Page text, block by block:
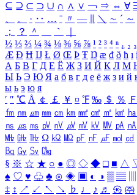
⊆ ⊇ ⊂ ⊃ ∪ ∩ ∧ ∨ ￢ ⇒ ⇔ ∀ ∃
、
。 · ‥ … ¨ 〃 ― ＼ ∼ ´ ～
；
？ ＾ ｀
½ ⅓ ⅔ ¼ ¾ ⅛ ⅜ ⅝ ⅞ ¹ ² ³ ⁴ ⁿ ₁ ₂ ₃
Æ Ð Ħ Ĳ Ł Ø Œ Þ Ŧ Ŋ æ đ ð ħ ı
А Б В Г Д Е Ё Ж З И Й К Л М
Ы Ь Э Ю Я а б в г д е ё ж з и й
ы ь э ю я
′ ″ ℃ Å ￠ ￡ ￥ ¤ ℉ ‰ ＄ ％ Ｆ
㎙ ㎚ ㎛ ㎜ ㎝ ㎞ ㎟ ㎠ ㎡ ㎢ ㏊
㎱ ㎲ ㎳ ㎴ ㎵ ㎶ ㎷ ㎸ ㎹ ㎀ ㎁
㎒ ㎓ ㎔ Ω ㏀ ㏁ ㎊ ㎋ ㎌ ㏖ ㏅
㏃ ㏉ ㏜ ㏆
§ ※ ☆ ★ ○ ● ◎ ◇ ◆ □ ■ △
♠ ♡ ♥ ♧ ♣ ⊙ ◈ ▣ ◐ ◑ ▒ ▤
‡ ↕ ↗ ↙ ↖ ↘ ♭ ♩ ♪ ♬ ㉿ ㈜